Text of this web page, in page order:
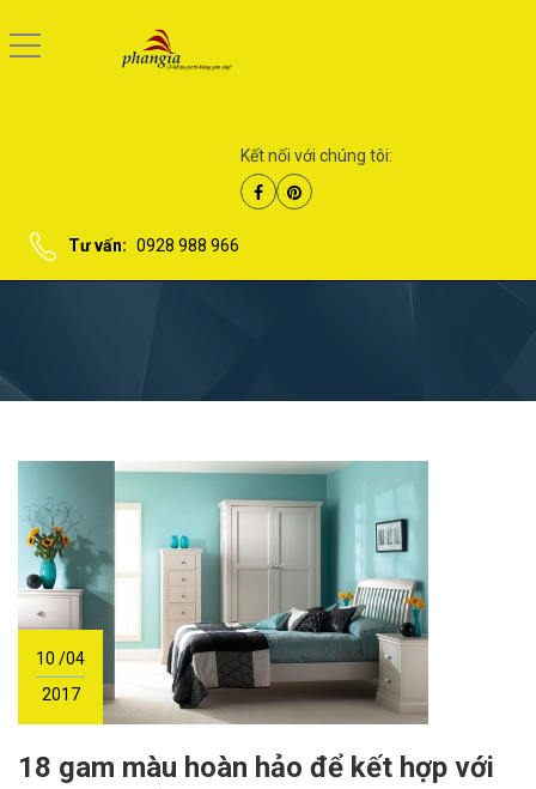
Kết nối với chúng tôi:
Tư vấn: 0928 988 966
10 /04
2017
18 gam màu hoàn hảo để kết hợp với